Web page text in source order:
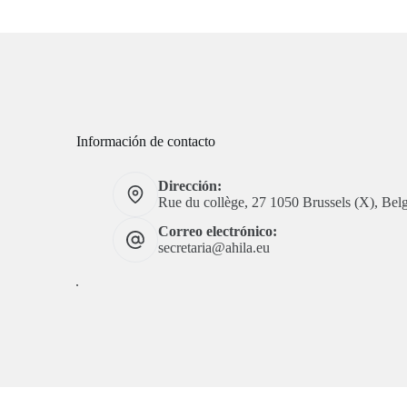
Información de contacto
Dirección:
Rue du collège, 27 1050 Brussels (X),
Correo electrónico:
secretaria@ahila.eu